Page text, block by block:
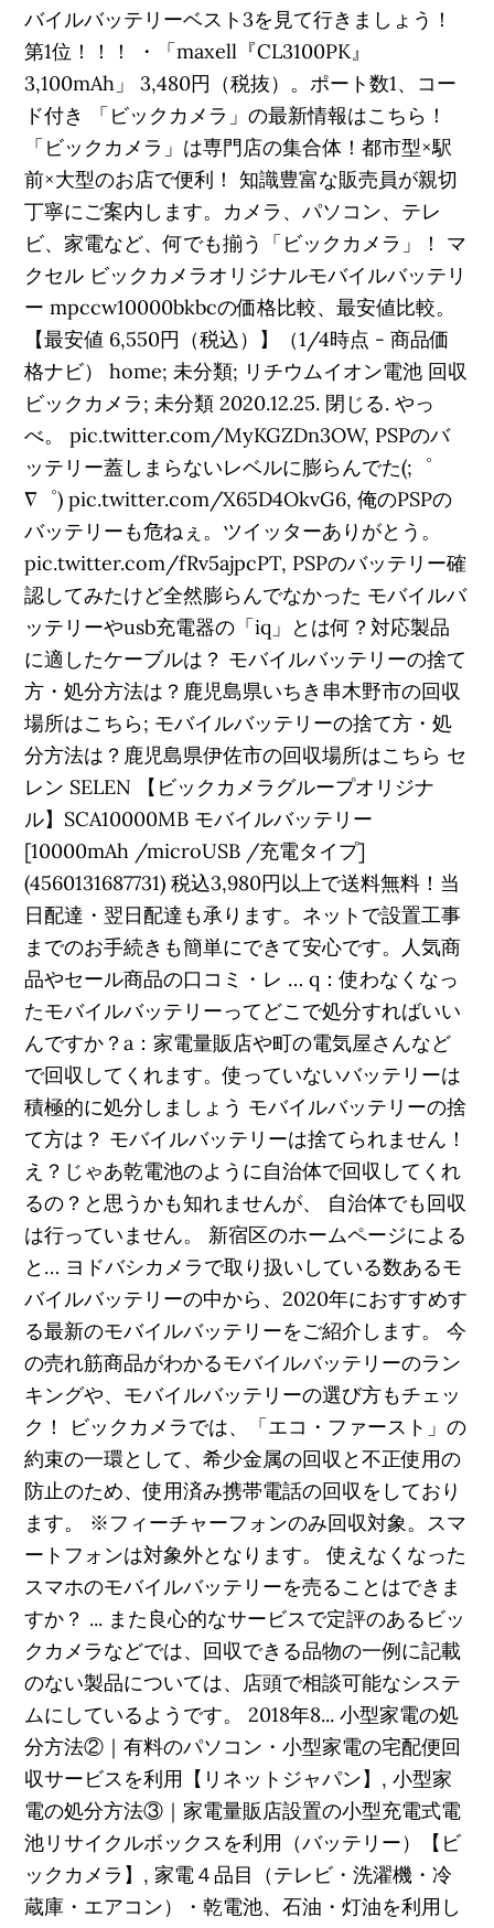
バイルバッテリーベスト3を見て行きましょう！
第1位！！！ ・「maxell『CL3100PK』
3,100mAh」 3,480円（税抜）。ポート数1、コー
ド付き 「ビックカメラ」の最新情報はこちら！
「ビックカメラ」は専門店の集合体！都市型×駅
前×大型のお店で便利！ 知識豊富な販売員が親切
丁寧にご案内します。カメラ、パソコン、テレ
ビ、家電など、何でも揃う「ビックカメラ」！ マ
クセル ビックカメラオリジナルモバイルバッテリ
ー mpccw10000bkbcの価格比較、最安値比較。
【最安値 6,550円（税込）】（1/4時点 - 商品価
格ナビ） home; 未分類; リチウムイオン電池 回収
ビックカメラ; 未分類 2020.12.25. 閉じる. やっ
べ。 pic.twitter.com/MyKGZDn3OW, PSPのバ
ッテリー蓋しまらないレベルに膨らんでた(;゜
∇゜) pic.twitter.com/X65D4OkvG6, 俺のPSPの
バッテリーも危ねぇ。ツイッターありがとう。
pic.twitter.com/fRv5ajpcPT, PSPのバッテリー確
認してみたけど全然膨らんでなかった モバイルバ
ッテリーやusb充電器の「iq」とは何？対応製品
に適したケーブルは？ モバイルバッテリーの捨て
方・処分方法は？鹿児島県いちき串木野市の回収
場所はこちら; モバイルバッテリーの捨て方・処
分方法は？鹿児島県伊佐市の回収場所はこちら セ
レン SELEN 【ビックカメラグループオリジナ
ル】SCA10000MB モバイルバッテリー
[10000mAh /microUSB /充電タイプ]
(4560131687731) 税込3,980円以上で送料無料！当
日配達・翌日配達も承ります。ネットで設置工事
までのお手続きも簡単にできて安心です。人気商
品やセール商品の口コミ・レ … q：使わなくなっ
たモバイルバッテリーってどこで処分すればいい
んですか？a：家電量販店や町の電気屋さんなど
で回収してくれます。使っていないバッテリーは
積極的に処分しましょう モバイルバッテリーの捨
て方は？ モバイルバッテリーは捨てられません！
え？じゃあ乾電池のように自治体で回収してくれ
るの？と思うかも知れませんが、 自治体でも回収
は行っていません。 新宿区のホームページによる
と… ヨドバシカメラで取り扱いしている数あるモ
バイルバッテリーの中から、2020年におすすめす
る最新のモバイルバッテリーをご紹介します。 今
の売れ筋商品がわかるモバイルバッテリーのラン
キングや、モバイルバッテリーの選び方もチェッ
ク！ ビックカメラでは、「エコ・ファースト」の
約束の一環として、希少金属の回収と不正使用の
防止のため、使用済み携帯電話の回収をしており
ます。 ※フィーチャーフォンのみ回収対象。スマ
ートフォンは対象外となります。 使えなくなった
スマホのモバイルバッテリーを売ることはできま
すか？ ... また良心的なサービスで定評のあるビッ
クカメラなどでは、回収できる品物の一例に記載
のない製品については、店頭で相談可能なシステ
ムにしているようです。 2018年8... 小型家電の処
分方法②｜有料のパソコン・小型家電の宅配便回
収サービスを利用【リネットジャパン】, 小型家
電の処分方法③｜家電量販店設置の小型充電式電
池リサイクルボックスを利用（バッテリー）【ビ
ックカメラ】, 家電４品目（テレビ・洗濯機・冷
蔵庫・エアコン）・乾電池、石油・灯油を利用し